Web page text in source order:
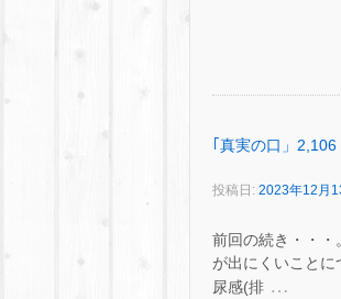
｢真実の口」
投稿日: 2023年12月
前回の続き・・・
が出にくいこと
尿感(排 …